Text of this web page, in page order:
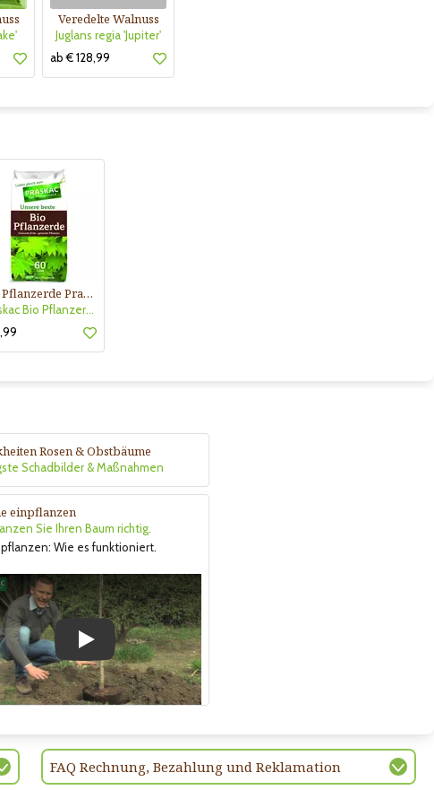
Veredelte Walnuss
Juglans regia 'Jupiter'
ab € 128,99
Bio Pflanzerde Praskac
Praskac Bio Pflanzerde
Rosen & Obstbäume
Schadbilder & Maßnahmen
einpflanzen
Sie Ihren Baum richtig.
pflanzen: Wie es funktioniert.
Play
FAQ Rechnung, Bezahlung und Reklamation